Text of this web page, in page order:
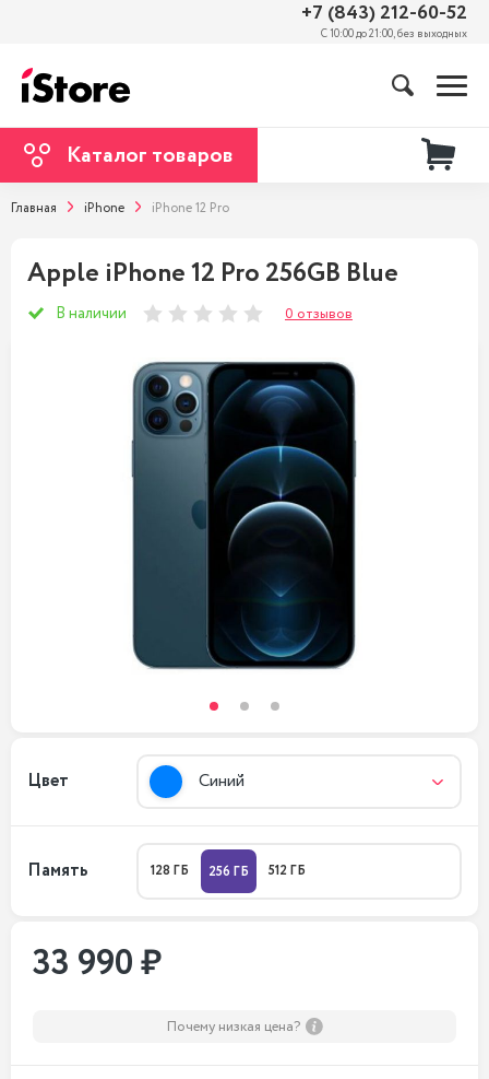
+7 (843) 212-60-52
С 10:00 до 21:00, без выходных
Каталог товаров
Главная iPhone iPhone 12 Pro
Apple iPhone 12 Pro 256GB Blue
В наличии 0 отзывов
Цвет Синий
Память 128 ГБ 256 ГБ 512 ГБ
33 990 ₽
Почему низкая цена?